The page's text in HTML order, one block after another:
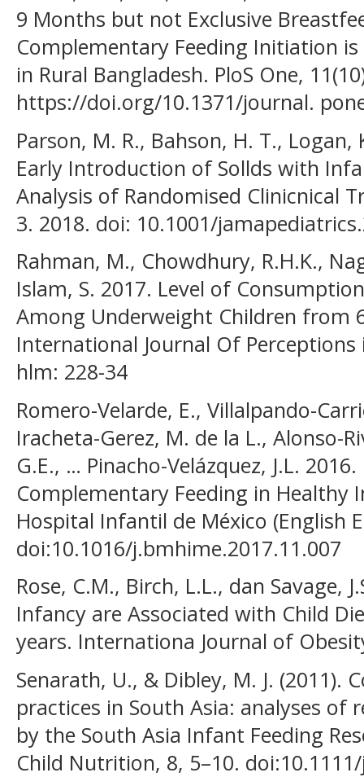
9 Months but not Exclusive
Complementary Feeding Initiation
in Rural Bangladesh. PloS One,
https://doi.org/10.1371/journal.
Parson, M. R., Bahson, H. T.,
Early Introduction of Sollds with
Analysis of Randomised Clinicnical
3. 2018. doi: 10.1001/
Rahman, M., Chowdhury, R.H.K.,
Islam, S. 2017. Level of
Among Underweight Children from
International Journal Of
hlm: 228-34
Romero-Velarde, E., Villalpando-
Iracheta-Gerez, M. de la L., Alonso-
G.E., … Pinacho-Velázquez, J.L.
Complementary Feeding in Healthy
Hospital Infantil de México (English
doi:10.1016/j.bmhime.2017.11.007
Rose, C.M., Birch, L.L., dan Savage,
Infancy are Associated with Child
years. Internationa Journal of
Senarath, U., & Dibley, M. J. (2011).
practices in South Asia: analyses of
by the South Asia Infant Feeding
Child Nutrition, 8, 5–10.